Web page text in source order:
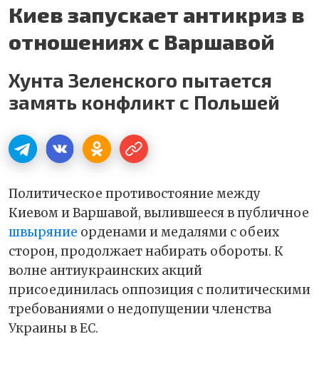
Киев запускает антикриз в
отношениях с Варшавой
Хунта Зеленского пытается
замять конфликт с Польшей
Политическое противостояние между
Киевом и Варшавой, вылившееся в публичное
швыряние орденами и медалями с обеих
сторон, продолжает набирать обороты. К
волне антиукраинских акций
присоединилась оппозиция с политическими
требованиями о недопущении членства
Украины в ЕС.